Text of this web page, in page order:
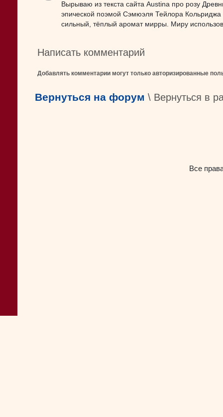
Вырываю из текста сайта Austina про розу
эпической поэмой Сэмюэля Тейлора
сильный, тёплый аромат мирры. Миру
Написать комментарий
Добавлять комментарии могут только авторизированные
Вернуться на форум \ Вернуться в
Все